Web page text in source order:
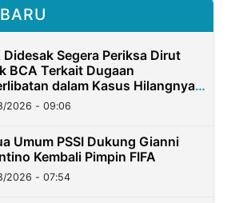
Didesak Segera Periksa Dirut
BCA Terkait Dugaan
dalam Kasus Hilangnya
Nasabah Rp2,58 Miliar
2026 - 09:06
Umum PSSI Dukung Gianni
Kembali Pimpin FIFA
2026 - 07:54